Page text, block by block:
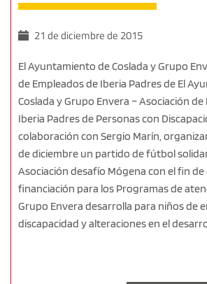
21 de diciembre de 2015
El Ayuntamiento de Coslada y Grupo
de Empleados de Iberia Padres de El
Coslada y Grupo Envera – Asociación
Iberia Padres de Personas con
colaboración con Sergio Marín,
de diciembre un partido de fútbol
Asociación desafío Mógena con el fin
financiación para los Programas de
Grupo Envera desarrolla para niños de
discapacidad y alteraciones en el